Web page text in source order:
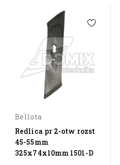
Bellota
Redlica pr 2-otw rozst
45-55mm
325x74x10mm 1501-D